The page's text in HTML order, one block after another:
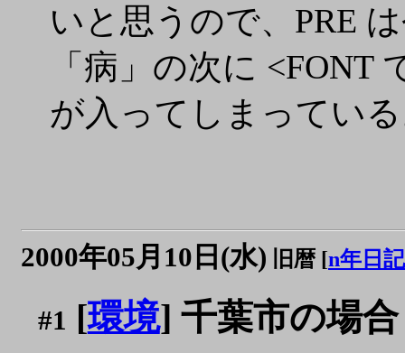
いと思うので、PRE
「病」の次に
が入ってしまってい
2000年05月10日(水) 旧暦 [n年日記
#1 [環境] 千葉市の場合